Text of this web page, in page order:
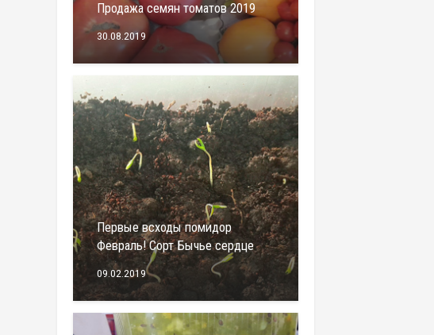
Продажа семян томатов 2019
30.08.2019
Первые всходы помидор
Февраль! Сорт Бычье сердце
09.02.2019